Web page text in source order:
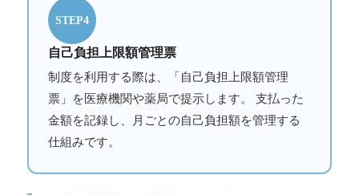
STEP4
自己負担上限額管理票
制度を利用する際は、「自己負担上限額管理
票」を医療機関や薬局で提示します。 支払った
金額を記録し、月ごとの自己負担額を管理する
仕組みです。